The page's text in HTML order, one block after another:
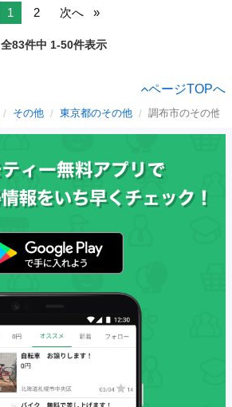
1 2 次へ
全83件中 1-50件表示
ページTOPへ
その他 東京都のその他 調布市のその他